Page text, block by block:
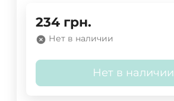
234 грн.
Нет в наличии
Нет в наличии